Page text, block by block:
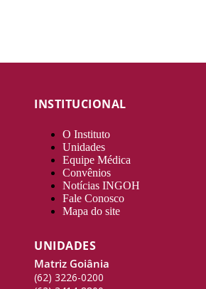
INSTITUCIONAL
O Instituto
Unidades
Equipe Médica
Convênios
Notícias INGOH
Fale Conosco
Mapa do site
UNIDADES
Matriz Goiânia
(62) 3226-0200